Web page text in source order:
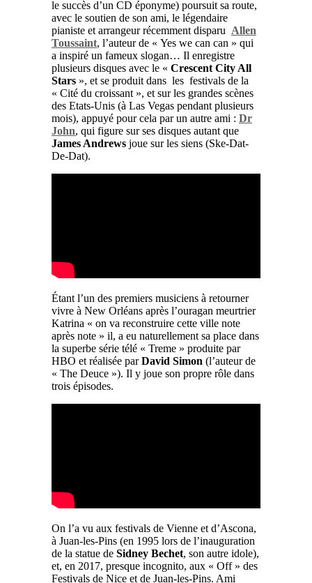
le succès d’un CD éponyme) poursuit sa route,
avec le soutien de son ami, le légendaire
pianiste et arrangeur récemment disparu Allen
Toussaint, l’auteur de « Yes we can can » qui
a inspiré un fameux slogan… Il enregistre
plusieurs disques avec le « Crescent City All
Stars », et se produit dans les festivals de la
« Cité du croissant », et sur les grandes scènes
des Etats-Unis (à Las Vegas pendant plusieurs
mois), appuyé pour cela par un autre ami : Dr
John, qui figure sur ses disques autant que
James Andrews joue sur les siens (Ske-Dat-
De-Dat).
Étant l’un des premiers musiciens à retourner
vivre à New Orléans après l’ouragan meurtrier
Katrina « on va reconstruire cette ville note
après note » il, a eu naturellement sa place dans
la superbe série télé « Treme » produite par
HBO et réalisée parDavid Simon (l’auteur de
« The Deuce »). Il y joue son propre rôle dans
trois épisodes.
On l’a vu aux festivals de Vienne et d’Ascona,
à Juan-les-Pins (en 1995 lors de l’inauguration
de la statue de Sidney Bechet, son autre idole),
et, en 2017, presque incognito, aux « Off » des
Festivals de Nice et de Juan-les-Pins. Ami